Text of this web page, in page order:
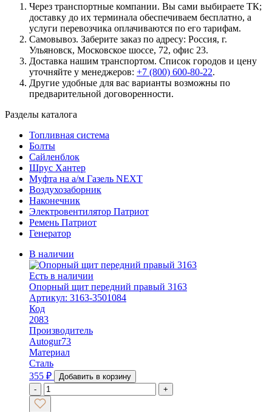
Через транспортные компании. Вы сами выбираете ТК;
доставку до их терминала обеспечиваем бесплатно, а
услуги перевозчика оплачиваются по его тарифам.
Самовывоз. Заберите заказ по адресу: Россия, г.
Ульяновск, Московское шоссе, 72, офис 23.
Доставка нашим транспортом. Список городов и цену
уточняйте у менеджеров: +7 (800) 600-80-22.
Другие удобные для вас варианты возможны по
предварительной договоренности.
Разделы каталога
Топливная система
Болты
Сайленблок
Шрус Хантер
Муфта на а/м Газель NEXT
Воздухозаборник
Наконечник
Электровентилятор Патриот
Ремень Патриот
Генератор
В наличии
Есть в наличии
Опорный щит передний правый 3163
Артикул: 3163-3501084
Код
2083
Производитель
Autogur73
Материал
Сталь
355 ₽
Добавить в корзину
-
+